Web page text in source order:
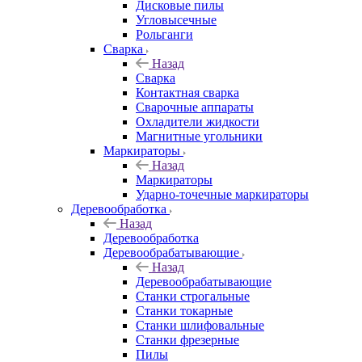
Дисковые пилы
Угловысечные
Рольганги
Сварка
Назад
Сварка
Контактная сварка
Сварочные аппараты
Охладители жидкости
Магнитные угольники
Маркираторы
Назад
Маркираторы
Ударно-точечные маркираторы
Деревообработка
Назад
Деревообработка
Деревообрабатывающие
Назад
Деревообрабатывающие
Станки строгальные
Станки токарные
Станки шлифовальные
Станки фрезерные
Пилы